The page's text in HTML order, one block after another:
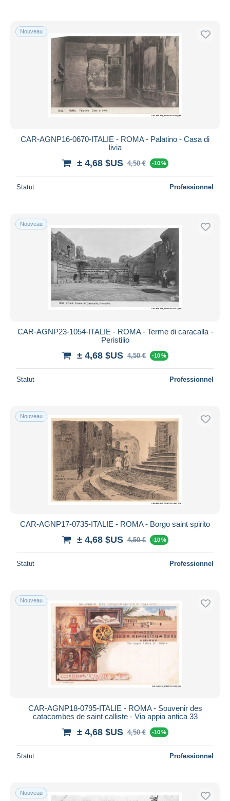
Nouveau
CAR-AGNP16-0670-ITALIE - ROMA - Palatino - Casa di
livia
± 4,68 $US 4,50 € -10 %
Statut Professionnel
Nouveau
CAR-AGNP23-1054-ITALIE - ROMA - Terme di caracalla -
Peristilio
± 4,68 $US 4,50 € -10 %
Statut Professionnel
Nouveau
CAR-AGNP17-0735-ITALIE - ROMA - Borgo saint spirito
± 4,68 $US 4,50 € -10 %
Statut Professionnel
Nouveau
CAR-AGNP18-0795-ITALIE - ROMA - Souvenir des
catacombes de saint calliste - Via appia antica 33
± 4,68 $US 4,50 € -10 %
Statut Professionnel
Nouveau